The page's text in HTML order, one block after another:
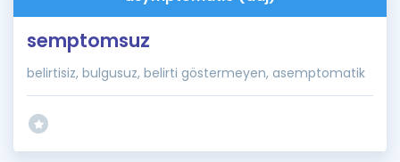
semptomsuz
belirtisiz, bulgusuz, belirti göstermeyen, asemptomatik